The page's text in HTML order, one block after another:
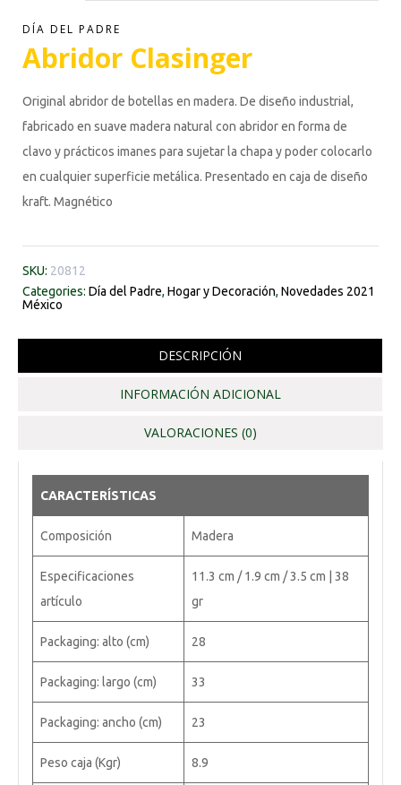
DÍA DEL PADRE
Abridor Clasinger
Original abridor de botellas en madera. De diseño industrial,
fabricado en suave madera natural con abridor en forma de
clavo y prácticos imanes para sujetar la chapa y poder colocarlo
en cualquier superficie metálica. Presentado en caja de diseño
kraft. Magnético
SKU: 20812
Categories: Día del Padre, Hogar y Decoración, Novedades 2021
México
DESCRIPCIÓN
INFORMACIÓN ADICIONAL
VALORACIONES (0)
CARACTERÍSTICAS
Composición Madera
Especificaciones
artículo
11.3 cm / 1.9 cm / 3.5 cm | 38
gr
Packaging: alto (cm) 28
Packaging: largo (cm) 33
Packaging: ancho (cm) 23
Peso caja (Kgr) 8.9